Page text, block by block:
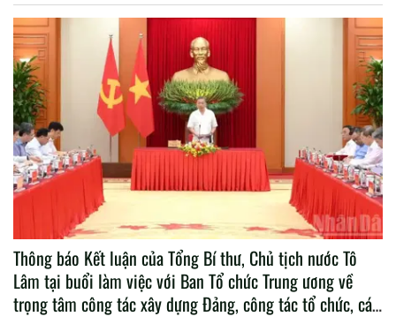
Thông báo Kết luận của Tổng Bí thư, Chủ tịch nước Tô
Lâm tại buổi làm việc với Ban Tổ chức Trung ương về
trọng tâm công tác xây dựng Đảng, công tác tổ chức, cán